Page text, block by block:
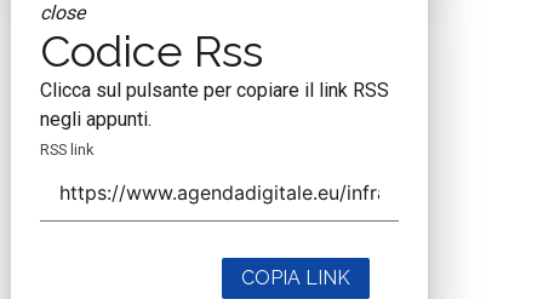
close
Codice Rss
Clicca sul pulsante per copiare il link RSS
negli appunti.
RSS link
COPIA LINK